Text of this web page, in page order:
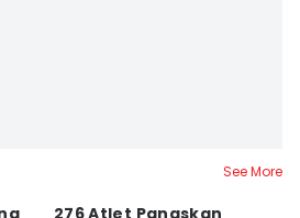
See More
276 Atlet Panaskan